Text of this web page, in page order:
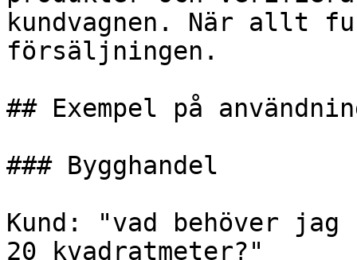
kundvagnen. När allt
försäljningen.
## Exempel på
### Bygghandel
Kund: "vad behöver
20 kvadratmeter?"